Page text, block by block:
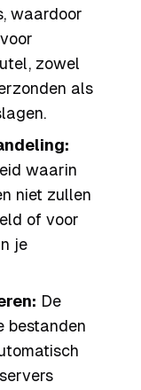
waardoor
zowel
als
waarin
niet zullen
of voor
je
De
bestanden